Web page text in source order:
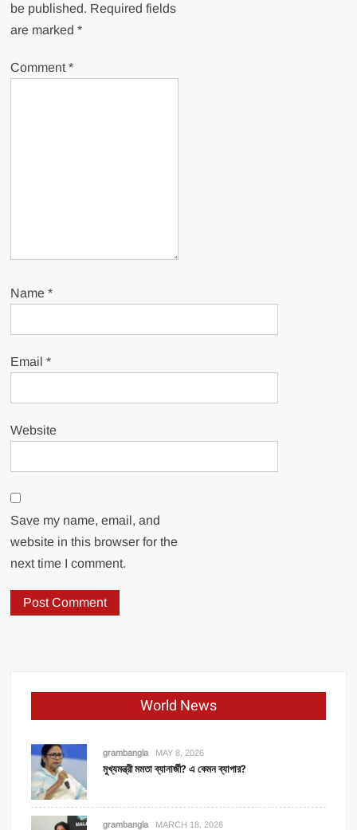
be published. Required fields
are marked*
Comment*
Name*
Email*
Website
Save my name, email, and
website in this browser for the
next time I comment.
World News
grambangla MAY 8, 2026
মুখ্যমন্ত্রী মমতা ব্যানার্জী? এ কেমন ব্যাপার?
grambangla MARCH 18, 2026